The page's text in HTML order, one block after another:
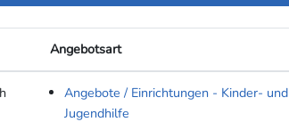
Angebotsart
Angebote / Einrichtungen - Kinder- und
Jugendhilfe